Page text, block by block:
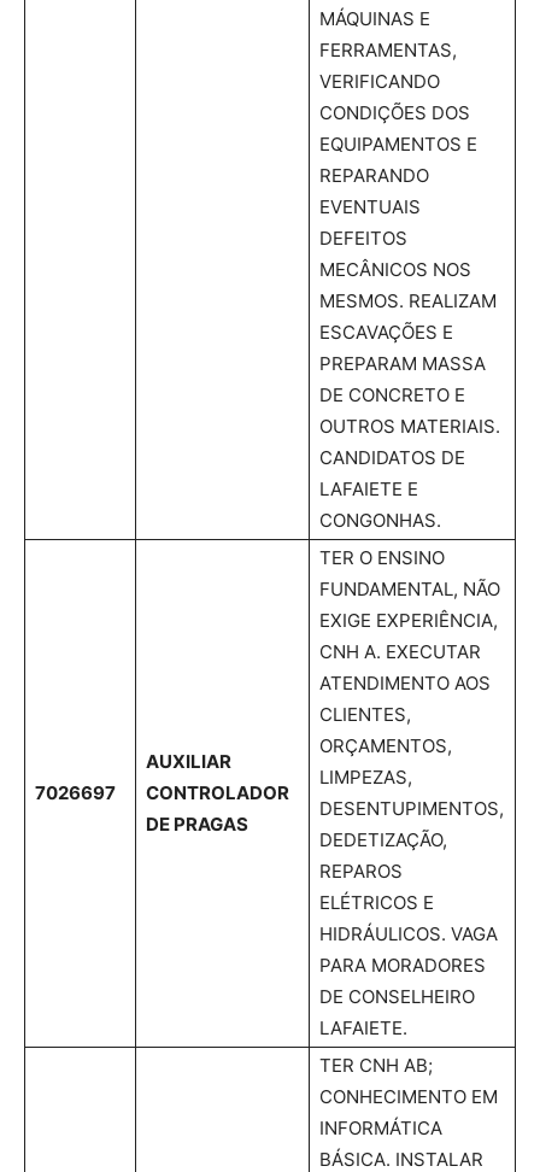
MÁQUINAS E
FERRAMENTAS,
VERIFICANDO
CONDIÇÕES DOS
EQUIPAMENTOS E
REPARANDO
EVENTUAIS
DEFEITOS
MECÂNICOS NOS
MESMOS. REALIZAM
ESCAVAÇÕES E
PREPARAM MASSA
DE CONCRETO E
OUTROS MATERIAIS.
CANDIDATOS DE
LAFAIETE E
CONGONHAS.
7026697
AUXILIAR
CONTROLADOR
DE PRAGAS
TER O ENSINO
FUNDAMENTAL, NÃO
EXIGE EXPERIÊNCIA,
CNH A. EXECUTAR
ATENDIMENTO AOS
CLIENTES,
ORÇAMENTOS,
LIMPEZAS,
DESENTUPIMENTOS,
DEDETIZAÇÃO,
REPAROS
ELÉTRICOS E
HIDRÁULICOS. VAGA
PARA MORADORES
DE CONSELHEIRO
LAFAIETE.
TER CNH AB;
CONHECIMENTO EM
INFORMÁTICA
BÁSICA. INSTALAR